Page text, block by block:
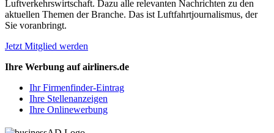
Luftverkehrswirtschaft. Dazu alle relevanten Nachrichten zu den
aktuellen Themen der Branche. Das ist Luftfahrtjournalismus, der
Sie voranbringt.
Jetzt Mitglied werden
Ihre Werbung auf airliners.de
Ihr Firmenfinder-Eintrag
Ihre Stellenanzeigen
Ihre Onlinewerbung